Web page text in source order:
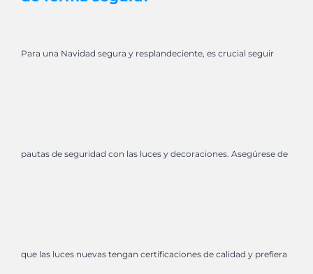
Para una Navidad segura y resplandeciente, es crucial seguir
pautas de seguridad con las luces y decoraciones. Asegúrese de
que las luces nuevas tengan certificaciones de calidad y prefiera